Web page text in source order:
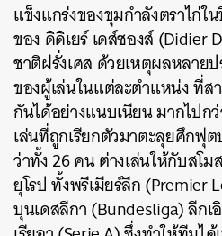
แข็งแกร่งของขุมกำลังตราไก่ใ
ของ ดิดิเยร์ เดส์ชองส์ (Didier
ชาติฝรั่งเศส ด้วยเหตุผลหลาย
ของผู้เล่นในแต่ละตำแหน่ง ที่
กันได้อย่างแนบเนียน มากไปก
เล่นที่ถูกเรียกตัวมาตะลุยศึกฟุ
ว่าทั้ง 26 คน ต่างเล่นให้กับสโ
ยุโรป ทั้งพรีเมียร์ลีก (Premier
บุนเดสลีกา (Bundesliga) ลีกเ